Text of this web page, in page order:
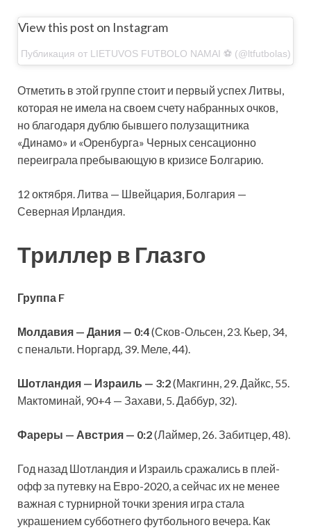
View this post on Instagram
Публикация от LIETUVOS FUTBOLO NAMAI ⚽️ (@ltfutbolas)
Отметить в этой группе стоит и первый успех Литвы,
которая не имела на своем счету набранных очков,
но благодаря дублю бывшего полузащитника
«Динамо» и «Оренбурга» Черных сенсационно
переиграла пребывающую в кризисе Болгарию.
12 октября. Литва — Швейцария, Болгария —
Северная Ирландия.
Триллер в Глазго
Группа F
Молдавия — Дания — 0:4(Сков-Ольсен, 23. Кьер, 34,
с пенальти. Норгард, 39. Меле, 44).
Шотландия — Израиль — 3:2(Макгинн, 29. Дайкс, 55.
Мактоминай, 90+4 — Захави, 5. Даббур, 32).
Фареры — Австрия — 0:2(Лаймер, 26. Забитцер, 48).
Год назад Шотландия и Израиль сражались в плей-
офф за путевку на Евро-2020, а сейчас их не менее
важная с турнирной точки зрения игра стала
украшением субботнего футбольного вечера. Как